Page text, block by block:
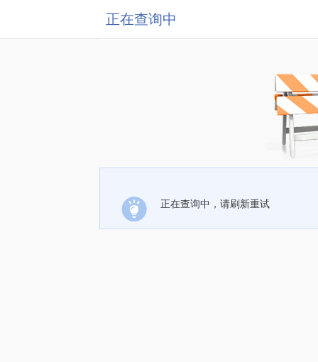
正在查询中
正在查询中，请刷新重试